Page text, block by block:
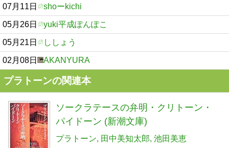
07月11日 shoーkichi
05月26日 yuki平成ぽんぽこ
05月21日 ししょう
02月08日 AKANYURA
プラトーンの関連本
ソークラテースの弁明・クリトーン・
パイドーン (新潮文庫)
プラトーン 田中美知太郎 池田美恵